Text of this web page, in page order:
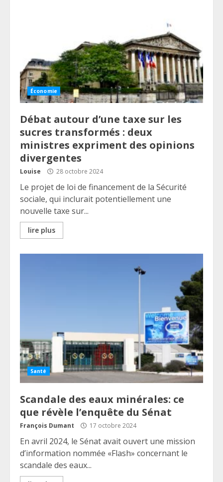
Économie
Débat autour d’une taxe sur les
sucres transformés : deux
ministres expriment des opinions
divergentes
Louise 28 octobre 2024
Le projet de loi de financement de la Sécurité
sociale, qui inclurait potentiellement une
nouvelle taxe sur...
lire plus
Santé
Scandale des eaux minérales: ce
que révèle l’enquête du Sénat
François Dumant 17 octobre 2024
En avril 2024, le Sénat avait ouvert une mission
d’information nommée «Flash» concernant le
scandale des eaux...